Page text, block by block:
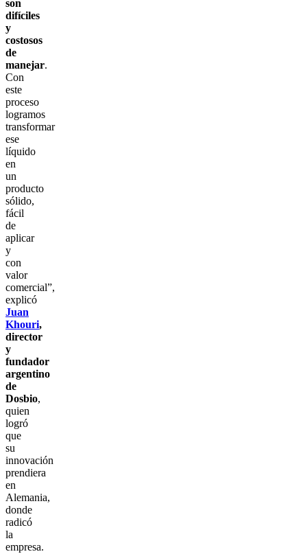
son
difíciles
y
costosos
de
manejar.
Con
este
proceso
logramos
transformar
ese
líquido
en
un
producto
sólido,
fácil
de
aplicar
y
con
valor
comercial”,
explicó
Juan
Khouri,
director
y
fundador
argentino
de
Dosbio,
quien
logró
que
su
innovación
prendiera
en
Alemania,
donde
radicó
la
empresa.